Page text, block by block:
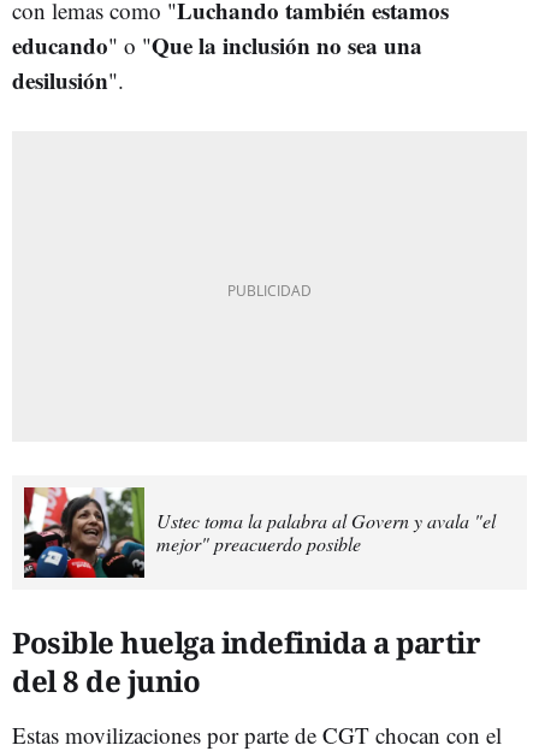
con lemas como "Luchando también estamos
educando" o "Que la inclusión no sea una
desilusión".
Ustec toma la palabra al Govern y avala "el
mejor" preacuerdo posible
Posible huelga indefinida a partir
del 8 de junio
Estas movilizaciones por parte de CGT chocan con el